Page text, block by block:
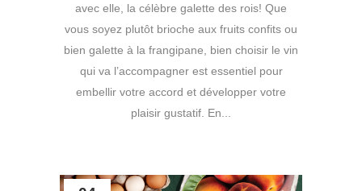
avec elle, la célèbre galette des rois! Que
vous soyez plutôt brioche aux fruits confits ou
bien galette à la frangipane, bien choisir le vin
qui va l’accompagner est essentiel pour
embellir votre accord et développer votre
plaisir gustatif. En...